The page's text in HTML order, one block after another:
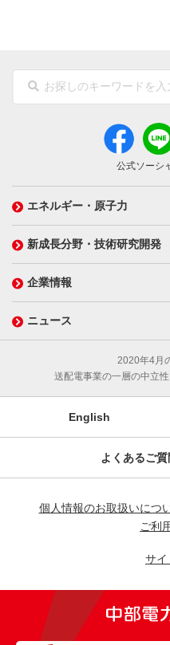
公式ソーシ
エネルギー・原子力
新成長分野・技術研究開発
企業情報
ニュース
2020年4月
送配電事業の一層の中立
English
よくあるご
個人情報のお取扱いにつ
ご利
サイ